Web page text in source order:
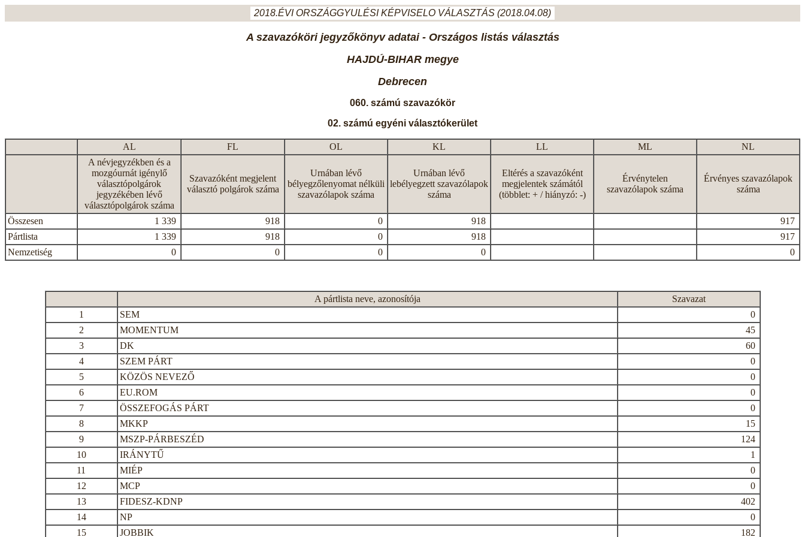
2018.ÉVI ORSZÁGGYULÉSI KÉPVISELO VÁLASZTÁS (2018.04.08)
A szavazóköri jegyzőkönyv adatai - Országos listás választás
HAJDÚ-BIHAR megye
Debrecen
060. számú szavazókör
02. számú egyéni választókerület
AL FL OL KL LL ML
NL
A névjegyzékben és a
mozgóurnát igénylő
választópolgárok
jegyzékében lévő
választópolgárok száma
Szavazóként megjelent
választó polgárok száma
Urnában lévő
bélyegzőlenyomat nélküli
szavazólapok száma
Urnában lévő
lebélyegzett szavazólapok
száma
Eltérés a szavazóként
megjelentek számától
(többlet: + / hiányzó: -)
Érvénytelen
szavazólapok száma
Érvényes szavazólapok
száma
Összesen 1 339 918 0 918
917
Pártlista
1 339 918 0 918
917
Nemzetiség
0 0 0 0 0
A pártlista neve, azonosítója
Szavazat
1
SEM
0
2
MOMENTUM
45
3
DK
60
4
SZEM PÁRT
0
5
KÖZÖS NEVEZŐ
0
6
EU.ROM
0
7
ÖSSZEFOGÁS PÁRT
0
8
MKKP
15
9
MSZP-PÁRBESZÉD
124
10
IRÁNYTŰ
1
11
MIÉP
0
12
MCP
0
13
FIDESZ-KDNP
402
14
NP
0
15
JOBBIK 182